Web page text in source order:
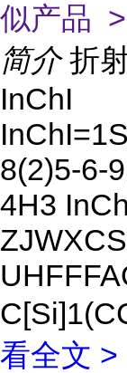
似产品 >
简介 折
InChI
8(2)5-6-
4H3
看全文 >